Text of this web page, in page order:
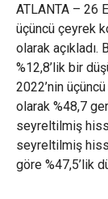
ATLANTA – 26
üçüncü çeyrek
olarak açıkladı.
%12,8’lik bir
2022’nin
olarak %48,7
seyreltilmiş
seyreltilmiş
göre %47,5’lik